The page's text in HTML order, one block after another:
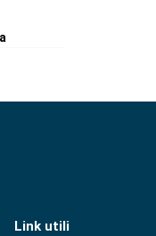
Link utili